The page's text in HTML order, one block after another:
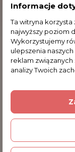
Na
Kod produktu
Informacje
Ta witryna
najwyższy poziom
Wykorzystujemy
ulepszenia
reklam
analizy Twoich